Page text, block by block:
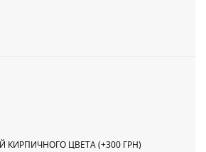
КИРПИЧНОГО ЦВЕТА (+300 ГРН)